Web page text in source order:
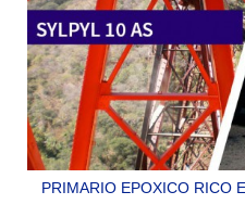
PRIMARIO EPOXICO RICO